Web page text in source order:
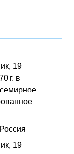
19
г. в
19